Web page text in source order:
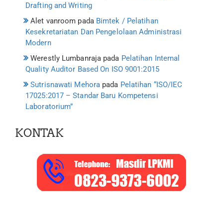
Drafting and Writing
Alet vanroom pada Bimtek / Pelatihan
Kesekretariatan Dan Pengelolaan Administrasi
Modern
Werestly Lumbanraja pada Pelatihan Internal
Quality Auditor Based On ISO 9001:2015
Sutrisnawati Mehora pada Pelatihan “ISO/IEC
17025:2017 – Standar Baru Kompetensi
Laboratorium”
KONTAK